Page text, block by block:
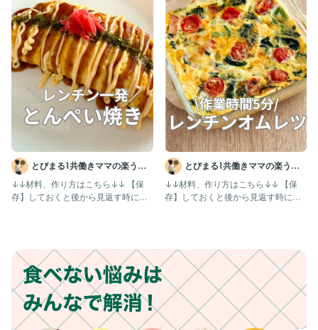
とびまる⌇共働きママの楽うま
レシピ
↓↓材料、作り方はこちら↓↓ 【保
存】しておくと後から見返す時に便
とびまる⌇共働きママの楽うま
レシピ
↓↓材料、作り方はこちら↓↓ 【保
存】しておくと後から見返す時に便